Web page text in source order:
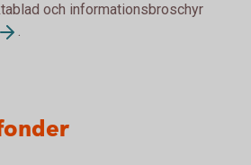
och informationsbroschyr
.